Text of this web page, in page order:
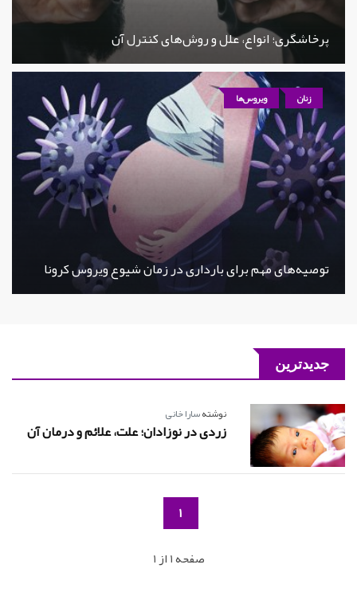
پرخاشگری؛ انواع، علل و روش‌های کنترل آن
زنان ویروس‌ها
توصیه‌های مهم برای بارداری در زمان شیوع ویروس کرونا
جدیدترین
نوشتهسارا خانی
زردی در نوزادان؛ علت، علائم و درمان آن
1
صفحه 1 از 1